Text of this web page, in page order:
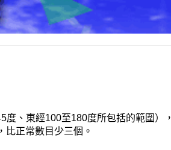
、東經100至180度所包括的範圍），
正常數目少三個。